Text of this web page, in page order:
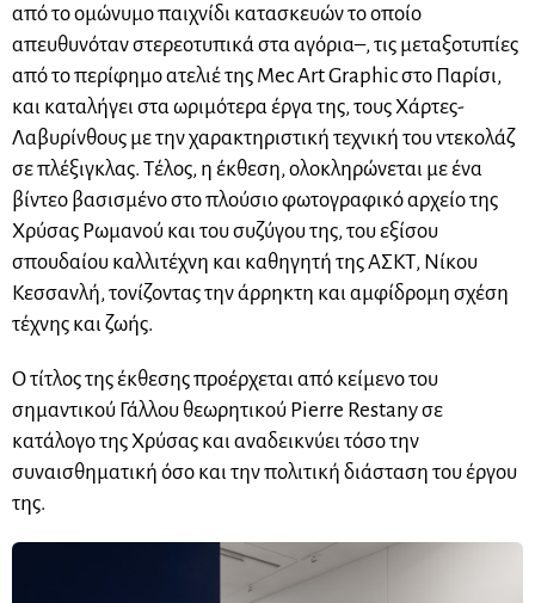
από το ομώνυμο παιχνίδι κατασκευών το οποίο
απευθυνόταν στερεοτυπικά στα αγόρια–, τις μεταξοτυπίες
από το περίφημο ατελιέ της Mec Art Graphic στο Παρίσι,
και καταλήγει στα ωριμότερα έργα της, τους Χάρτες-
Λαβυρίνθους με την χαρακτηριστική τεχνική του ντεκολάζ
σε πλέξιγκλας. Τέλος, η έκθεση, ολοκληρώνεται με ένα
βίντεο βασισμένο στο πλούσιο φωτογραφικό αρχείο της
Χρύσας Ρωμανού και του συζύγου της, του εξίσου
σπουδαίου καλλιτέχνη και καθηγητή της ΑΣΚΤ, Νίκου
Κεσσανλή, τονίζοντας την άρρηκτη και αμφίδρομη σχέση
τέχνης και ζωής.
Ο τίτλος της έκθεσης προέρχεται από κείμενο του
σημαντικού Γάλλου θεωρητικού Pierre Restany σε
κατάλογο της Χρύσας και αναδεικνύει τόσο την
συναισθηματική όσο και την πολιτική διάσταση του έργου
της.